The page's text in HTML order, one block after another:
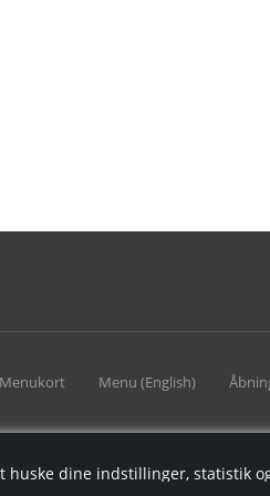
huske dine indstillinger, statistik
Menukort Menu (English)